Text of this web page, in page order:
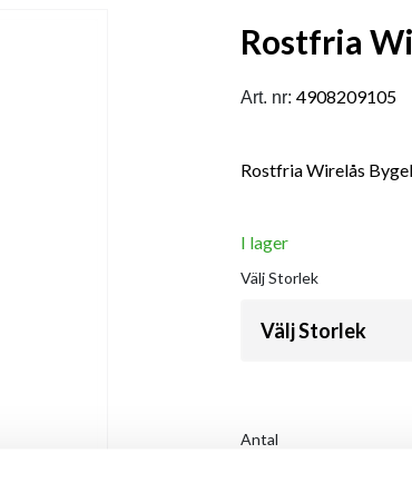
Rostfria
Art. nr: 4908209105
Rostfria Wirelås
I lager
VäljStorlek
Välj Storlek
Antal